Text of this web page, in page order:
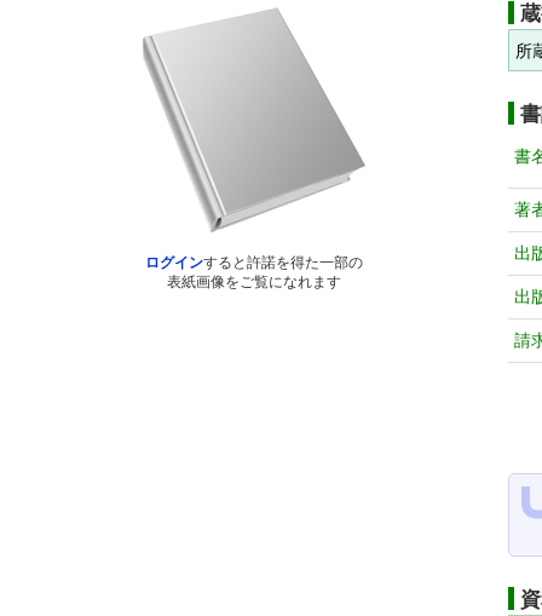
ログインすると許諾を得た一部の
表紙画像をご覧になれます
所
書
著
出
出
請